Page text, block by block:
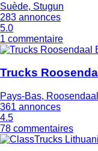
Suède, Stugun
283 annonces
5.0
1 commentaire
Trucks
Pays-Bas, Roosendaal
361 annonces
4.5
78 commentaires